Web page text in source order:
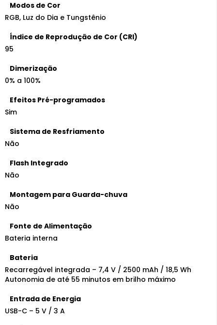
Modos de Cor
RGB, Luz do Dia e Tungstênio
Índice de Reprodução de Cor (CRI)
95
Dimerização
0% a 100%
Efeitos Pré-programados
Sim
Sistema de Resfriamento
Não
Flash Integrado
Não
Montagem para Guarda-chuva
Não
Fonte de Alimentação
Bateria interna
Bateria
Recarregável integrada – 7,4 V / 2500 mAh / 18,5 Wh
Autonomia de até 55 minutos em brilho máximo
Entrada de Energia
USB-C – 5 V / 3 A